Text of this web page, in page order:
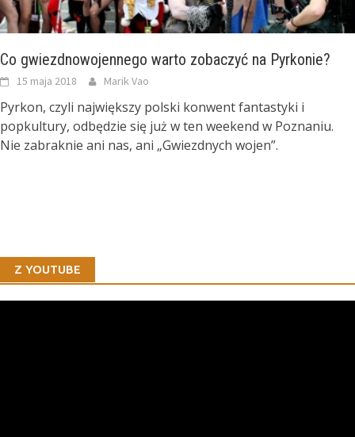
Co gwiezdnowojennego warto zobaczyć na Pyrkonie?
15 maja 2018 Marik Vao
Pyrkon, czyli największy polski konwent fantastyki i
popkultury, odbędzie się już w ten weekend w Poznaniu.
Nie zabraknie ani nas, ani „Gwiezdnych wojen”.
Z YOUTUBE